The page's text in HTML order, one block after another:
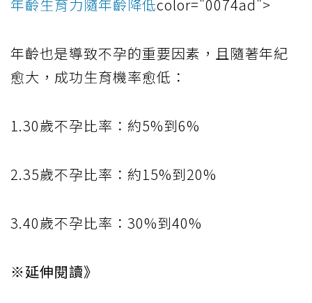
年齡生育力隨年齡降低color="0074ad">
年齡也是導致不孕的重要因素，且隨著年紀
愈大，成功生育機率愈低：
1.30歲不孕比率：約5%到6%
2.35歲不孕比率：約15%到20%
3.40歲不孕比率：30%到40%
※延伸閱讀》